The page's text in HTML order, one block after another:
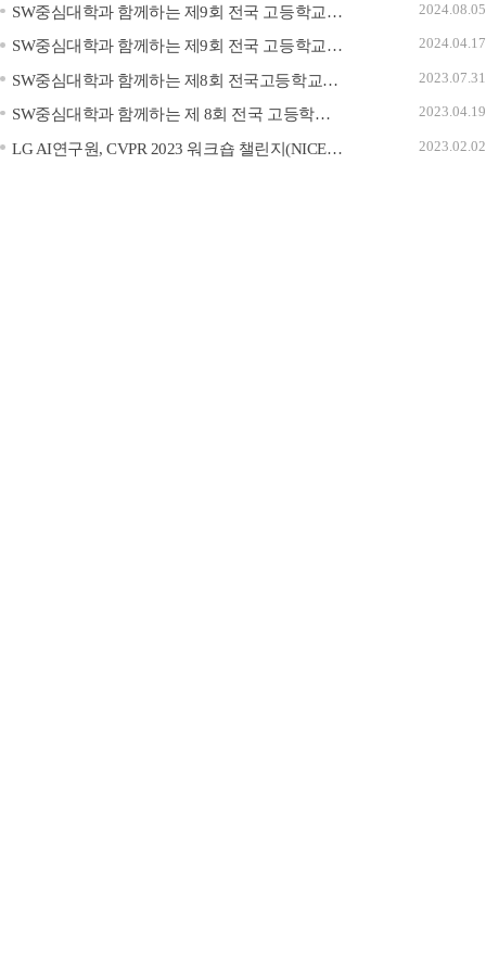
SW중심대학과 함께하는 제9회 전국 고등학교 동아리 SW경진대회 예선결과 발표 2024.08.05
SW중심대학과 함께하는 제9회 전국 고등학교 동아리 소프트웨어 경진대회 2024.04.17
SW중심대학과 함께하는 제8회 전국고등학교동아리 SW경진대회 예선결과 발표 2023.07. 31
SW중심대학과 함께하는 제 8회 전국 고등학교 동아리 소프트웨어 경진대회 2023.04.19
LG AI연구원, CVPR 2023 워크숍 챌린지(NICE) 개최 안내 2023.02. 02